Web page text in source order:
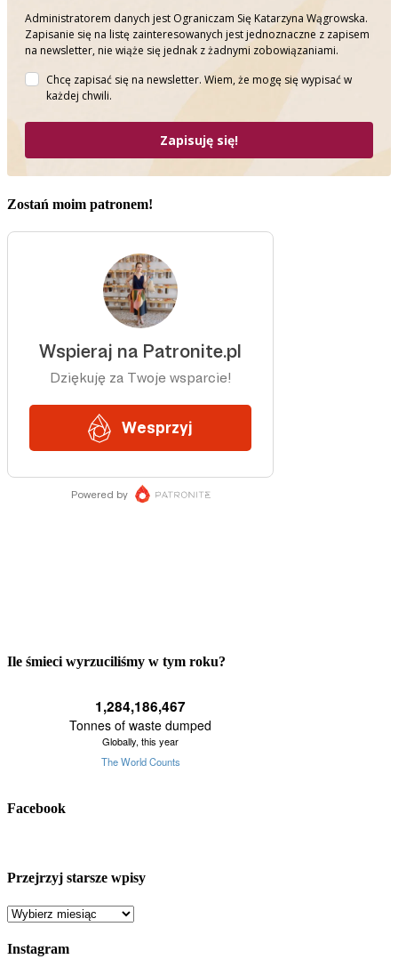
Administratorem danych jest Ograniczam Się Katarzyna Wągrowska.
Zapisanie się na listę zainteresowanych jest jednoznaczne z zapisem
na newsletter, nie wiąże się jednak z żadnymi zobowiązaniami.
Chcę zapisać się na newsletter. Wiem, że mogę się wypisać w
każdej chwili.
Zapisuję się!
Zostań moim patronem!
Ile śmieci wyrzuciliśmy w tym roku?
Facebook
Przejrzyj starsze wpisy
Przejrzyj
wpisy
Instagram